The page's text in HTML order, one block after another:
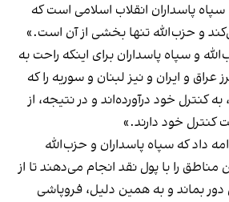
پاسداران انقلاب اسلامی است که
و حزب‌الله تنها بخشی از آن است.»
و سپاه پاسداران برای اینکه راحت به
عراق و ایران و نیز لبنان و سوریه را که
کنترل خود درآورده‌اند و در نتیجه، از
کنترل خود دارند.»
داد که سپاه پاسداران و حزب‌الله
مناطق را با پول نقد انجام می‌دهند تا از
دور بماند و به همین دلیل، فروپاشی